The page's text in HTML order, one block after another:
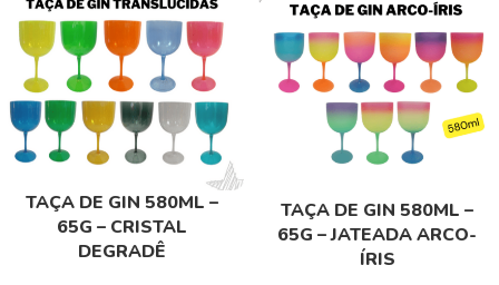
TAÇA DE GIN 580ML –
65G – CRISTAL
DEGRADÊ
TAÇA DE GIN 580ML –
65G – JATEADA ARCO-
ÍRIS